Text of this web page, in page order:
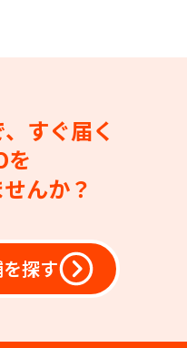
すぐ届く
を
んか？
探す